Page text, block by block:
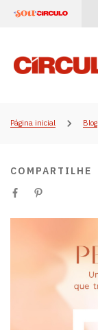
Página inicial Blog
COMPARTILHE